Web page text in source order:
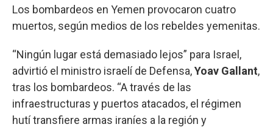
Los bombardeos en Yemen provocaron cuatro
muertos, según medios de los rebeldes yemenitas.
“Ningún lugar está demasiado lejos” para Israel,
advirtió el ministro israelí de Defensa,Yoav Gallant,
tras los bombardeos. “A través de las
infraestructuras y puertos atacados, el régimen
hutí transfiere armas iraníes a la región y